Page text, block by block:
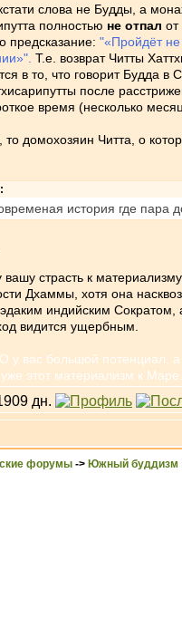
слова не Будды, а
полностью не отпал от
предсказание: "«Пройдёт не
Т.е. возврат Читты
в то, что говорит Будда
после
время (несколько
то домохозяин Читта, о
история где пара
вашу страсть к
Дхаммы, хотя она
эдаким индийским
видится ущербным.
у вас большой потенциал,
этот материализм к Маре.
форумы -> Южный буддизм